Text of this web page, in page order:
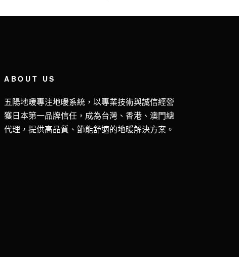
ABOUT US
五陽地暖專注地暖系統，以專業技術與誠信經營
獲日本第一品牌信任，成為台灣、香港、澳門總
代理，提供高品質、節能舒適的地暖解決方案。